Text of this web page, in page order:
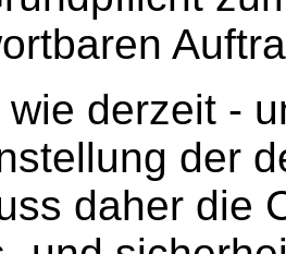
derzeit -
der
daher die